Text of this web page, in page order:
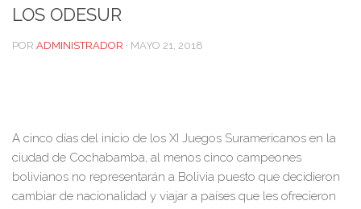
LOS ODESUR
POR ADMINISTRADOR · MAYO 21, 2018
A cinco días del inicio de los XI Juegos Suramericanos en la
ciudad de Cochabamba, al menos cinco campeones
bolivianos no representarán a Bolivia puesto que decidieron
cambiar de nacionalidad y viajar a países que les ofrecieron